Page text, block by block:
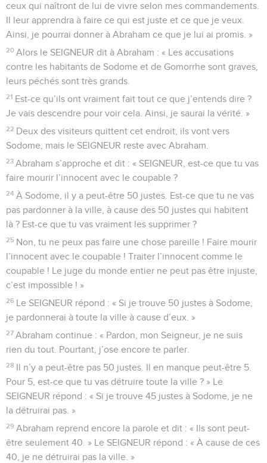
ceux qui naîtront de lui de vivre selon mes commandements.
Il leur apprendra à faire ce qui est juste et ce que je veux.
Ainsi, je pourrai donner à Abraham ce que je lui ai promis. »
20 Alors le SEIGNEUR dit à Abraham : « Les accusations
contre les habitants de Sodome et de Gomorrhe sont graves,
leurs péchés sont très grands.
21 Est-ce qu’ils ont vraiment fait tout ce que j’entends dire ?
Je vais descendre pour voir cela. Ainsi, je saurai la vérité. »
22 Deux des visiteurs quittent cet endroit, ils vont vers
Sodome, mais le SEIGNEUR reste avec Abraham.
23 Abraham s’approche et dit : « SEIGNEUR, est-ce que tu vas
faire mourir l’innocent avec le coupable ?
24 À Sodome, il y a peut-être 50 justes. Est-ce que tu ne vas
pas pardonner à la ville, à cause des 50 justes qui habitent
là ? Est-ce que tu vas vraiment les supprimer ?
25 Non, tu ne peux pas faire une chose pareille ! Faire mourir
l’innocent avec le coupable ! Traiter l’innocent comme le
coupable ! Le juge du monde entier ne peut pas être injuste,
c’est impossible ! »
26 Le SEIGNEUR répond : « Si je trouve 50 justes à Sodome,
je pardonnerai à toute la ville à cause d’eux. »
27 Abraham continue : « Pardon, mon Seigneur, je ne suis
rien du tout. Pourtant, j’ose encore te parler.
28 Il n’y a peut-être pas 50 justes. Il en manque peut-être 5.
Pour 5, est-ce que tu vas détruire toute la ville ? » Le
SEIGNEUR répond : « Si je trouve 45 justes à Sodome, je ne
la détruirai pas. »
29 Abraham reprend encore la parole et dit : « Ils sont peut-
être seulement 40. » Le SEIGNEUR répond : « À cause de ces
40, je ne détruirai pas la ville. »